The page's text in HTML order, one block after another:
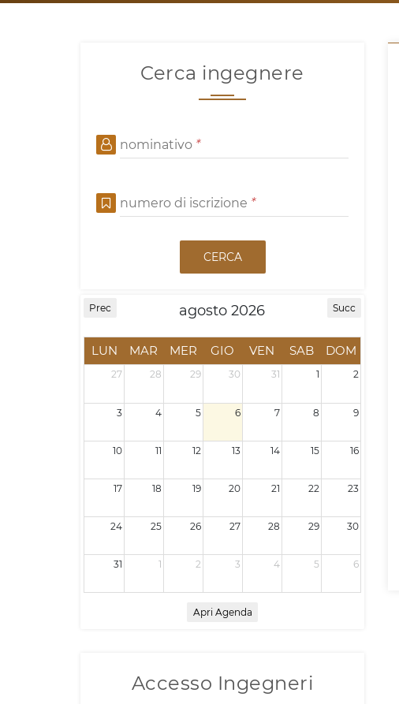
Cerca ingegnere
nominativo *
numero di iscrizione *
CERCA
Prec Succ
agosto 2026
LUN MAR MER GIO VEN SAB DOM
27 28 29 30 31 1 2
3 4 5 6 7 8 9
10 11 12 13 14 15 16
17 18 19 20 21 22 23
24 25 26 27 28 29 30
31 1 2 3 4 5 6
Apri Agenda
Accesso Ingegneri